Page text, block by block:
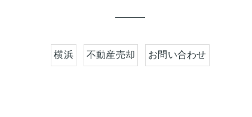
横浜 不動産売却 お問い合わせ